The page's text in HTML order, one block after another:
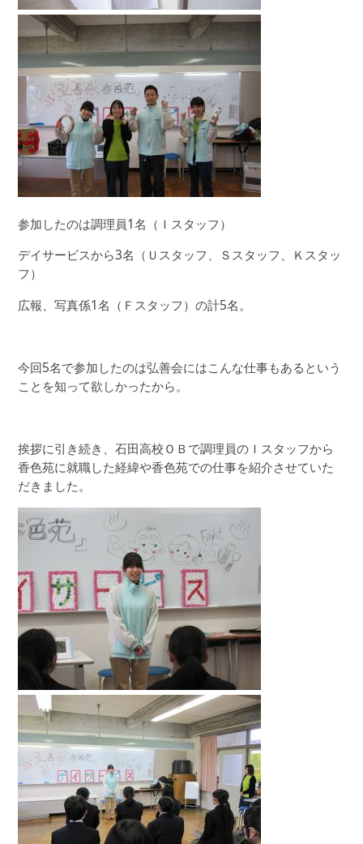
参加したのは調理員1名（Ｉスタッフ）
デイサービスから3名（Ｕスタッフ、Ｓスタッフ、Ｋスタッ
フ）
広報、写真係1名（Ｆスタッフ）の計5名。
今回5名で参加したのは弘善会にはこんな仕事もあるという
ことを知って欲しかったから。
挨拶に引き続き、石田高校ＯＢで調理員のＩスタッフから
香色苑に就職した経緯や香色苑での仕事を紹介させていた
だきました。